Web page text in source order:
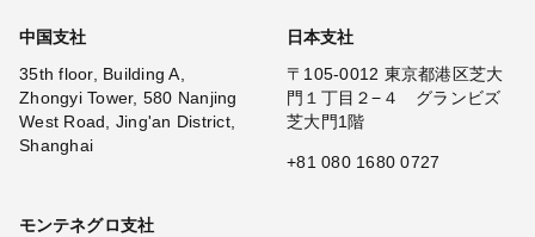
中国支社
35th floor, Building A,
Zhongyi Tower, 580 Nanjing
West Road, Jing'an District,
Shanghai
日本支社
〒105-0012 東京都港区芝大
門１丁目２−４ グランビズ
芝大門1階
+81 080 1680 0727
モンテネグロ支社